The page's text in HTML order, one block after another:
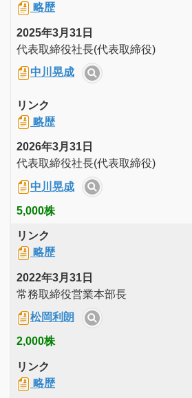
略歴
2025年3月31日
代表取締役社長(代表取締役)
中川晃成
リンク
略歴
2026年3月31日
代表取締役社長(代表取締役)
中川晃成
5,000株
リンク
略歴
2022年3月31日
常務取締役営業本部長
松岡利朗
2,000株
リンク
略歴